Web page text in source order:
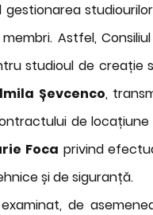
gestionarea
Astfel,
studioul de creație
Șevcenco,
de locațiune
Foca privind
și de siguranță.
examinat, de